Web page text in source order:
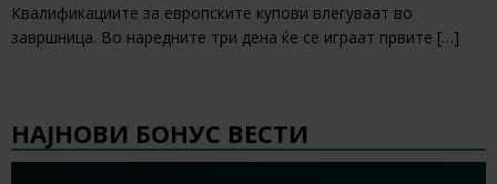
Квалификациите за европските купови влегуваат во
завршница. Во наредните три дена ќе се играат првите […]
НАЈНОВИ БОНУС ВЕСТИ